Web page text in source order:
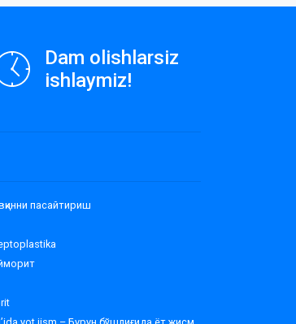
Dam olishlarsiz
ishlaymiz!
пасайтириш